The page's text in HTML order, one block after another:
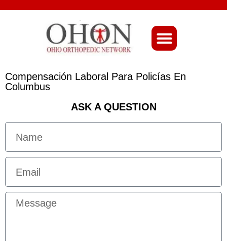
Compensación Laboral Para Policías En
Columbus
ASK A QUESTION